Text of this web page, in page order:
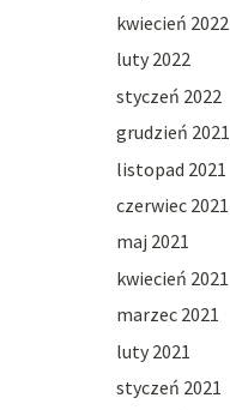
kwiecień 2022
luty 2022
styczeń 2022
grudzień 2021
listopad 2021
czerwiec 2021
maj 2021
kwiecień 2021
marzec 2021
luty 2021
styczeń 2021